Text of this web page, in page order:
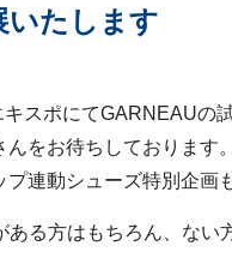
いたします
スポにてGARNEAUの
をお待ちしております。
連動シューズ特別企画
る方はもちろん、な